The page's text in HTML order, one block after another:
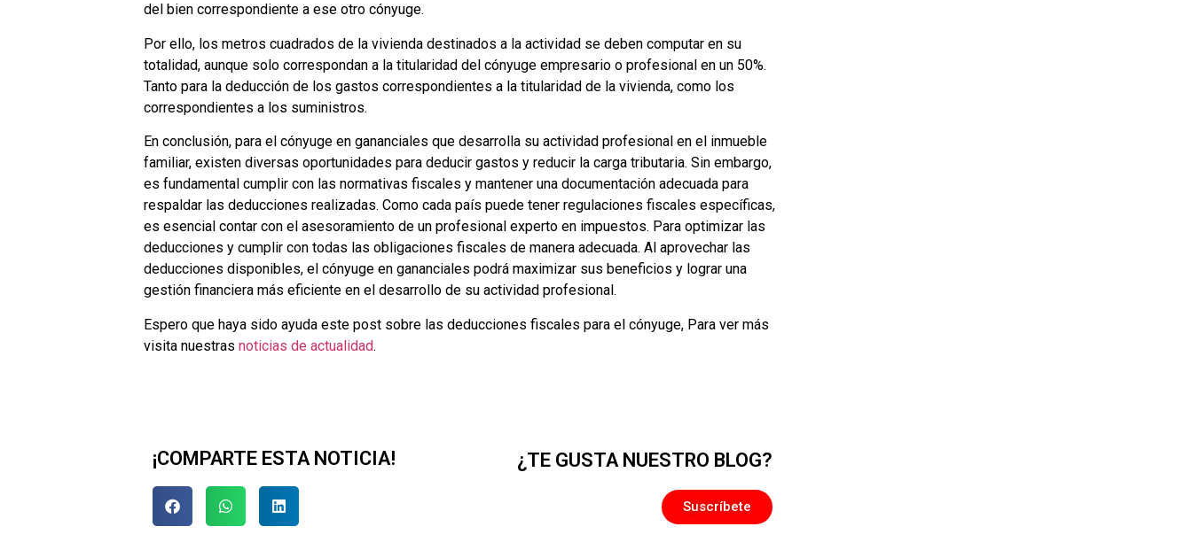
del bien correspondiente a ese otro cónyuge.
Por ello, los metros cuadrados de la vivienda destinados a la actividad se deben computar en su
totalidad, aunque solo correspondan a la titularidad del cónyuge empresario o profesional en un 50%.
Tanto para la deducción de los gastos correspondientes a la titularidad de la vivienda, como los
correspondientes a los suministros.
En conclusión, para el cónyuge en gananciales que desarrolla su actividad profesional en el inmueble
familiar, existen diversas oportunidades para deducir gastos y reducir la carga tributaria. Sin embargo,
es fundamental cumplir con las normativas fiscales y mantener una documentación adecuada para
respaldar las deducciones realizadas. Como cada país puede tener regulaciones fiscales específicas,
es esencial contar con el asesoramiento de un profesional experto en impuestos. Para optimizar las
deducciones y cumplir con todas las obligaciones fiscales de manera adecuada. Al aprovechar las
deducciones disponibles, el cónyuge en gananciales podrá maximizar sus beneficios y lograr una
gestión financiera más eficiente en el desarrollo de su actividad profesional.
Espero que haya sido ayuda este post sobre las deducciones fiscales para el cónyuge, Para ver más
visita nuestras noticias de actualidad.
¡COMPARTE ESTA NOTICIA! ¿TE GUSTA NUESTRO BLOG?
Suscríbete